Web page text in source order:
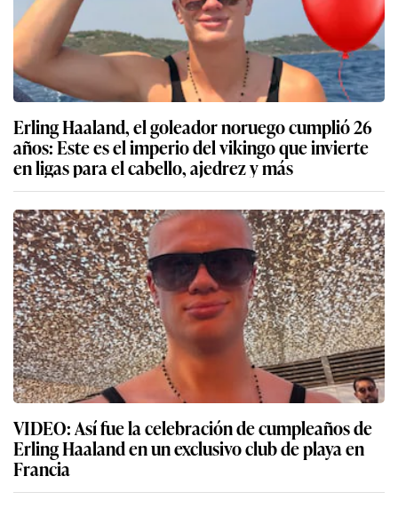
Erling Haaland, el goleador noruego cumplió 26
años: Este es el imperio del vikingo que invierte
en ligas para el cabello, ajedrez y más
VIDEO: Así fue la celebración de cumpleaños de
Erling Haaland en un exclusivo club de playa en
Francia